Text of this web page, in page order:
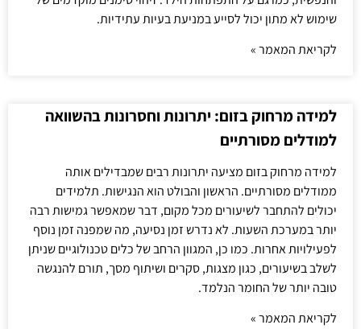
שימוש לא מתון יכול לסייע במניעת בעיות עתידיות.
לקריאת המאמר »
למידה מרחוק בזום: יתרונות וחסרונות בהשוואה
למודלים מסורתיים
למידה מרחוק בזום מציעה יתרונות רבים שמבדילים אותה
ממודלים מסורתיים. הראשון והבולט הוא הנגישות. תלמידים
יכולים להתחבר לשיעורים מכל מקום, דבר שמאפשר גמישות רבה
יותר במערכת השעות. לא נדרש זמן נסיעה, מה שמפנה זמן נוסף
לפעילויות אחרות. כמו כן, המגוון הרחב של כלים טכנולוגיים שניתן
לשלב בשיעורים, כגון מצגות, סקרים ושיתוף מסך, תורם להנגשה
טובה יותר של החומר הנלמד.
לקריאת המאמר »